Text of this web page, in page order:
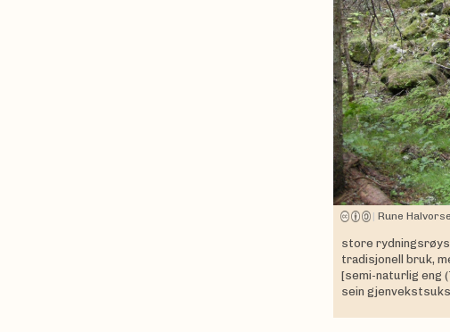
| Rune
store
tradisjonell bruk,
[semi-naturlig eng
sein